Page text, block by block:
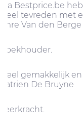
Via Bestprice.be
Heel tevreden met
Imre Van den Berge
Boekhouder.
Heel gemakkelijk
Katrien De Bruyne
Leerkracht.